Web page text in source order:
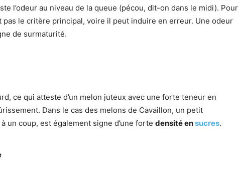
l’odeur au niveau de la queue (pécou, dit-on dans le midi). Pour
pas le critère principal, voire il peut induire en erreur. Une odeur
de surmaturité.
ce qui atteste d’un melon juteux avec une forte teneur en
Dans le cas des melons de Cavaillon, un petit
un coup, est également signe d’une forte densité ensucres.